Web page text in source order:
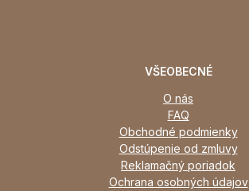
VŠEOBECNÉ
O nás
FAQ
Obchodné podmienky
Odstúpenie od zmluvy
Reklamačný poriadok
Ochrana osobných údajov